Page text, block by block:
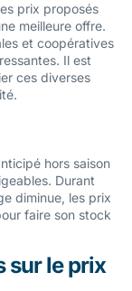
prix proposés
meilleure offre.
et coopératives
Il est
ces diverses
hors saison
Durant
diminue, les prix
faire son stock
sur le prix